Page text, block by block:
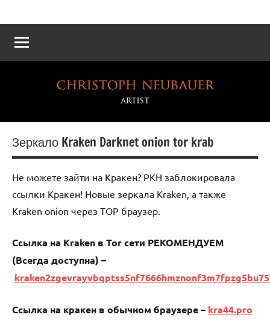
Atelier
Neubauer
–
Eine
Rekonstruktion
Зеркало Kraken Darknet onion tor krab
Не можете зайти на Кракен? РКН заблокировала
ссылки Кракен! Новые зеркала Kraken, а также
Kraken onion через ТОР браузер.
Ссылка на Kraken в Tor сети РЕКОМЕНДУЕМ
(Всегда доступна) –
Ссылка на кракен в обычном браузере – kra44.pro